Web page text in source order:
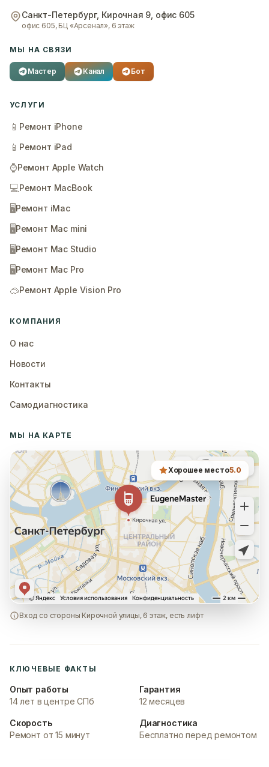
Санкт-Петербург, Кирочная 9, офис 605
офис 605, БЦ «Арсенал», 6 этаж
МЫ НА СВЯЗИ
Мастер Канал Бот
УСЛУГИ
📱 Ремонт iPhone
📱 Ремонт iPad
⌚Ремонт Apple Watch
💻Ремонт MacBook
🖥️Ремонт iMac
🖥️Ремонт Mac mini
🖥️Ремонт Mac Studio
🖥️Ремонт Mac Pro
🥽Ремонт Apple Vision Pro
КОМПАНИЯ
О нас
Новости
Контакты
Самодиагностика
МЫ НА КАРТЕ
Хорошее место5.0
Вход со стороны Кирочной улицы, 6 этаж, есть лифт
КЛЮЧЕВЫЕ ФАКТЫ
Опыт работы
14 лет в центре СПб
Гарантия
12 месяцев
Скорость
Ремонт от 15 минут
Диагностика
Бесплатно перед ремонтом